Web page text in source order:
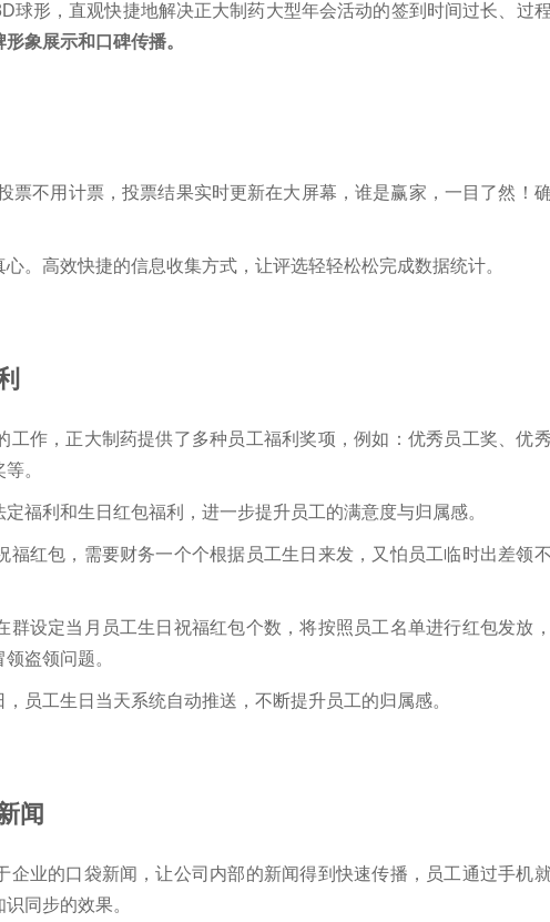
球形，直观快捷地解决正大制药大型年会活动的签到时间过长、过
象展示和口碑传播。
票不用计票，投票结果实时更新在大屏幕，谁是赢家，一目了然！
心。高效快捷的信息收集方式，让评选轻轻松松完成数据统计。
工作，正大制药提供了多种员工福利奖项，例如：优秀员工奖、优
。
福利和生日红包福利，进一步提升员工的满意度与归属感。
福红包，需要财务一个个根据员工生日来发，又怕员工临时出差领
群设定当月员工生日祝福红包个数，将按照员工名单进行红包发放
盗领问题。
，员工生日当天系统自动推送，不断提升员工的归属感。
闻
企业的口袋新闻，让公司内部的新闻得到快速传播，员工通过手机
同步的效果。